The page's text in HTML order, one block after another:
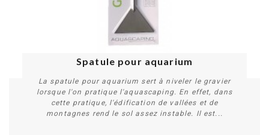
Spatule pour aquarium
La spatule pour aquarium sert à niveler le gravier
lorsque l'on pratique l'aquascaping. En effet, dans
cette pratique, l'édification de vallées et de
montagnes rend le sol assez instable. Il est...